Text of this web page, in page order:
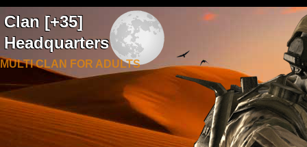
Clan [+35]
Headquarters
MULTI CLAN FOR ADULTS